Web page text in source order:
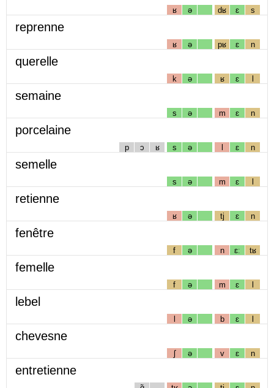
ʁ ə dʁ ɛ s
reprenne
ʁ ə pʁ ɛ n
querelle
k ə ʁ ɛ l
semaine
s ə m ɛ n
porcelaine
p ɔ ʁ s ə l ɛ n
semelle
s ə m ɛ l
retienne
ʁ ə tj ɛ n
fenêtre
f ə n ɛː tʁ
femelle
f ə m ɛ l
lebel
l ə b ɛ l
chevesne
ʃ ə v ɛ n
entretienne